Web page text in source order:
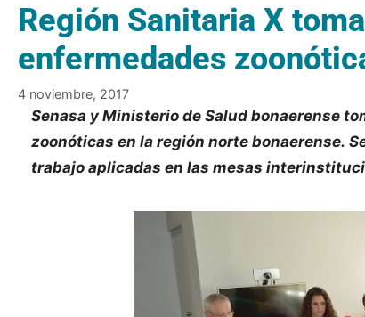
Región Sanitaria X
enfermedades
4 noviembre, 2017
Senasa y Ministerio de Salud bonaerense
zoonóticas en la región norte bonaerense.
trabajo aplicadas en las mesas